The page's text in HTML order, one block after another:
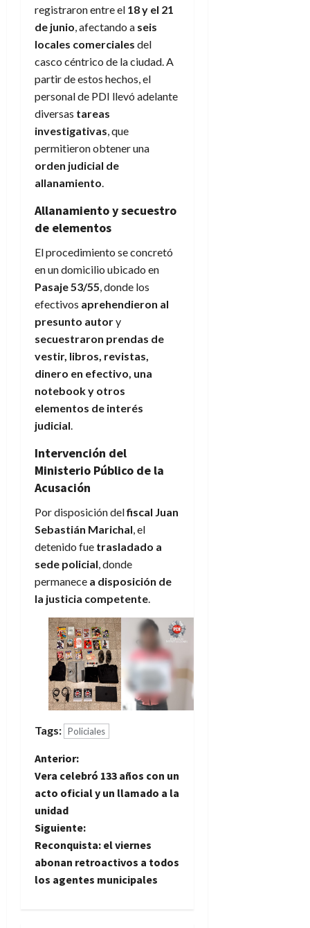
registraron entre el 18 y el 21
de junio, afectando a seis
locales comerciales del
casco céntrico de la ciudad. A
partir de estos hechos, el
personal de PDI llevó adelante
diversas tareas
investigativas, que
permitieron obtener una
orden judicial de
allanamiento.
Allanamiento y secuestro
de elementos
El procedimiento se concretó
en un domicilio ubicado en
Pasaje 53/55, donde los
efectivos aprehendieron al
presunto autory
secuestraron prendas de
vestir, libros, revistas,
dinero en efectivo, una
notebook y otros
elementos de interés
judicial.
Intervención del
Ministerio Público de la
Acusación
Por disposición delfiscal Juan
Sebastián Marichal, el
detenido fue trasladado a
sede policial, donde
permanece a disposición de
la justicia competente.
Tags: Policiales
N
a
v
e
g
Anterior:
Vera celebró 133 años con un
acto oficial y un llamado a la
unidad
Siguiente:
Reconquista: el viernes
abonan retroactivos a todos
los agentes municipales